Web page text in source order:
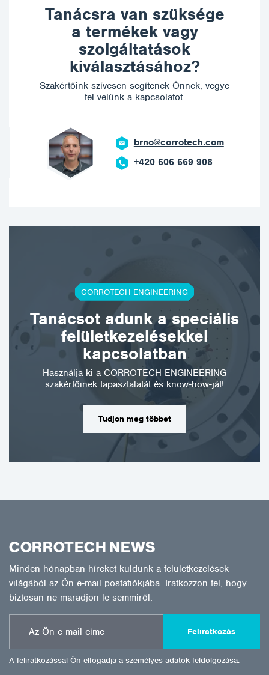
Tanácsra van szüksége
a termékek vagy
szolgáltatások
kiválasztásához?
Szakértőink szívesen segítenek Önnek, vegye
fel velünk a kapcsolatot.
brno@corrotech.com
+420 606 669 908
CORROTECH ENGINEERING
Tanácsot adunk a speciális
felületkezelésekkel
kapcsolatban
Használja ki a CORROTECH ENGINEERING
szakértőinek tapasztalatát és know-how-ját!
Tudjon meg többet
CORROTECH NEWS
Minden hónapban híreket küldünk a felületkezelések
világából az Ön e-mail postafiókjába. Iratkozzon fel, hogy
biztosan ne maradjon le semmiről.
Feliratkozás
A feliratkozással Ön elfogadja a személyes adatok feldolgozása.